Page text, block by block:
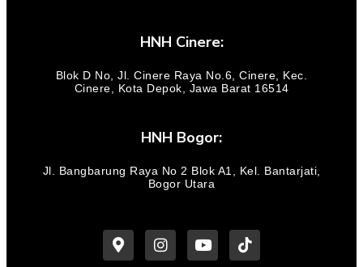
HNH Cinere:
Blok D No, Jl. Cinere Raya No.6, Cinere, Kec.
Cinere, Kota Depok, Jawa Barat 16514
HNH Bogor:
Jl. Bangbarung Raya No 2 Blok A1, Kel. Bantarjati,
Bogor Utara